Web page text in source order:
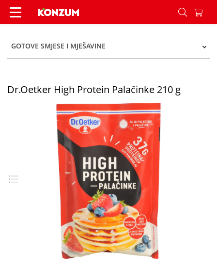
Dr.Oetker High Protein Palačinke 210 g - Konzum
GOTOVE SMJESE I MJEŠAVINE
Dr.Oetker High Protein Palačinke 210 g